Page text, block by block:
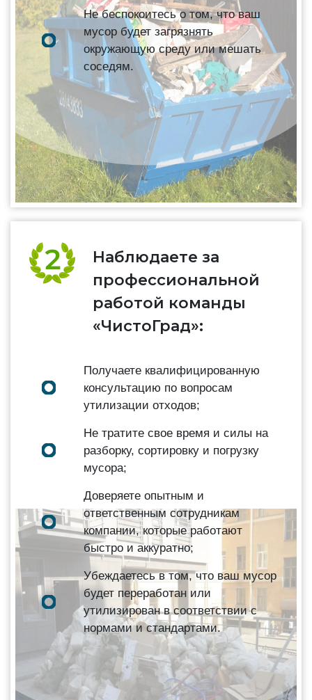
Не беспокоитесь о том, что ваш
мусор будет загрязнять
окружающую среду или мешать
соседям.
Наблюдаете за
профессиональной
работой команды
«ЧистоГрад»:
Получаете квалифицированную
консультацию по вопросам
утилизации отходов;
Не тратите свое время и силы на
разборку, сортировку и погрузку
мусора;
Доверяете опытным и
ответственным сотрудникам
компании, которые работают
быстро и аккуратно;
Убеждаетесь в том, что ваш мусор
будет переработан или
утилизирован в соответствии с
нормами и стандартами.